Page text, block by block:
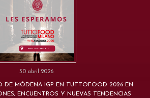
30 abril 2026
DE MÓDENA IGP EN TUTTOFOOD 2026 EN
ENCUENTROS Y NUEVAS TENDENCIAS